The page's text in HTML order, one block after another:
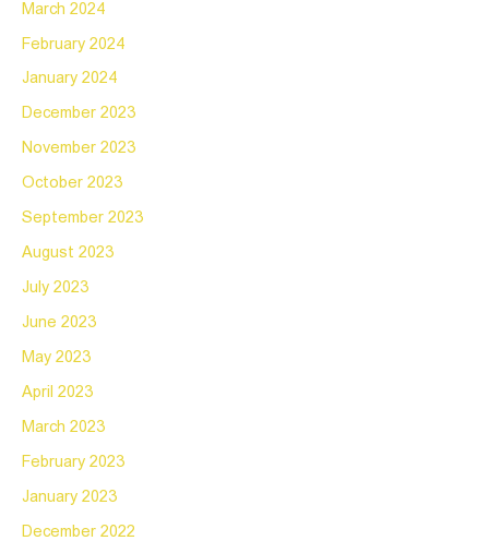
March 2024
February 2024
January 2024
December 2023
November 2023
October 2023
September 2023
August 2023
July 2023
June 2023
May 2023
April 2023
March 2023
February 2023
January 2023
December 2022